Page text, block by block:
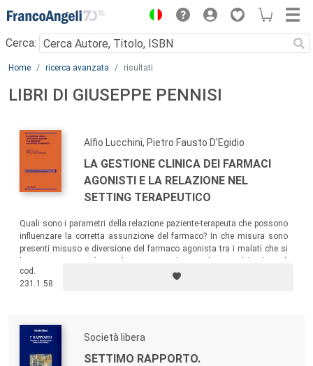
Menu
Cerca:
Main content
Home ricerca avanzata risultati
LIBRI DI GIUSEPPE PENNISI
Alfio Lucchini, Pietro Fausto D'Egidio
LA GESTIONE CLINICA DEI FARMACI
AGONISTI E LA RELAZIONE NEL
SETTING TERAPEUTICO
Quali sono i parametri della relazione paziente-terapeuta che possono
influenzare la corretta assunzione del farmaco? In che misura sono
presenti misuso e diversione del farmaco agonista tra i malati che si
coniugare le evidenze scientifiche, la ricerca applicata e la pratica
clinica.
cod.
231.1.58
Società libera
SETTIMO RAPPORTO.